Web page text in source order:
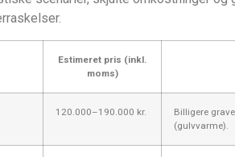
Estimeret pris (inkl.
moms)
120.000–190.000 kr.
Billigere
(gulvvarme).